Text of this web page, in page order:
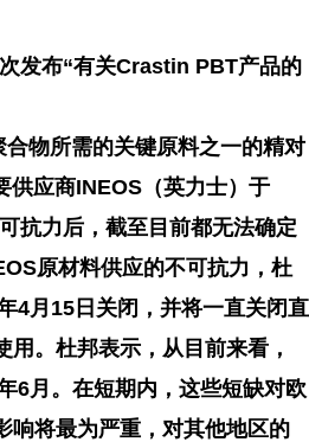
发布“有关Crastin PBT产品的
物所需的关键原料之一的精对
供应商INEOS（英力士）于
抗力后，截至目前都无法确定
原材料供应的不可抗力，杜
4月15日关闭，并将一直关闭直
。杜邦表示，从目前来看，
6月。在短期内，这些短缺对欧
响将最为严重，对其他地区的